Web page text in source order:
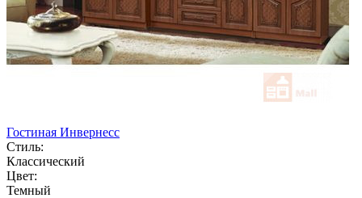
Гостиная Инвернесс
Стиль:
Классический
Цвет:
Темный